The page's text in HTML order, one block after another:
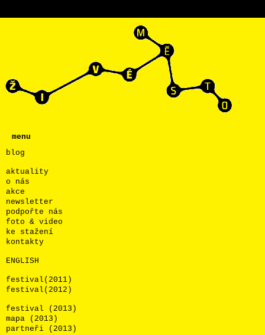
menu
blog
aktuality
o nás
akce
newsletter
podpořte nás
foto & video
ke stažení
kontakty
ENGLISH
festival(2011)
festival(2012)
festival (2013)
mapa (2013)
partneři (2013)